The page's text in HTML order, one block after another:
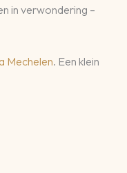
in verwondering –
Mechelen. Een klein